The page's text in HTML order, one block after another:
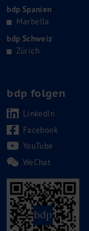
bdp Spanien
Marbella
bdp Schweiz
Zürich
bdp folgen
LinkedIn
Facebook
YouTube
WeChat